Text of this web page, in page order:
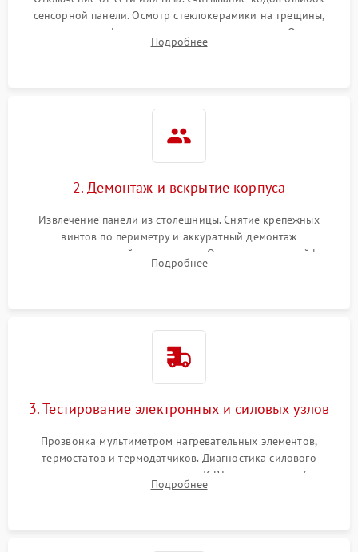
сенсорной панели. Осмотр стеклокерамики на трещины,
проверка конфорок на равномерность нагрева. Опрос
клиента о симптомах (не включается, не видит посуду,
Подробнее
2. Демонтаж и вскрытие корпуса
Извлечение панели из столешницы. Снятие крепежных
винтов по периметру и аккуратный демонтаж
стеклокерамической поверхности. Отсоединение шлейфов
сенсорного блока для доступа к силовым платам, катушкам
Подробнее
3. Тестирование электронных и силовых узлов
Прозвонка мультиметром нагревательных элементов,
термостатов и термодатчиков. Диагностика силового
модуля, реле, диодных мостов и IGBT-транзисторов (для
индукции). Проверка кранов и газ-контроля (для газовых
Подробнее